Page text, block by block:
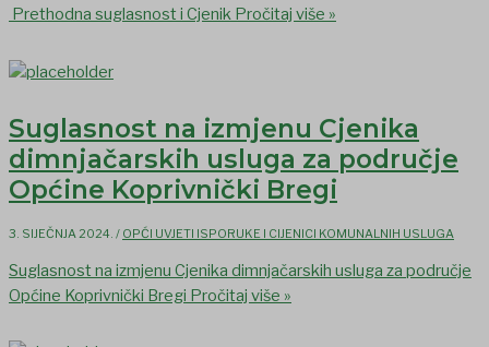
Prethodna suglasnost i Cjenik Pročitaj više »
Suglasnost na izmjenu Cjenika
dimnjačarskih usluga za područje
Općine Koprivnički Bregi
3. SIJEČNJA 2024. / OPĆI UVJETI ISPORUKE I CIJENICI KOMUNALNIH USLUGA
Suglasnost na izmjenu Cjenika dimnjačarskih usluga za područje
Općine Koprivnički Bregi Pročitaj više »